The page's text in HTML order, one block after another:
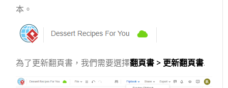
本。
為了更新翻頁書，我們需要選擇翻頁書 > 更新翻頁書.